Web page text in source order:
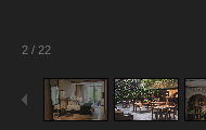
2 / 22